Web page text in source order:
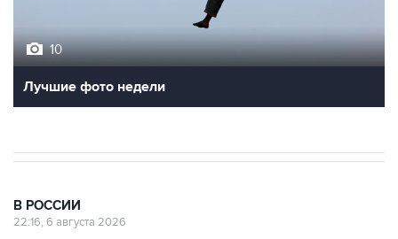
10
Лучшие фото недели
В РОССИИ
22:16, 6 августа 2026